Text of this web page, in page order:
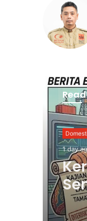
Palestin
1 day